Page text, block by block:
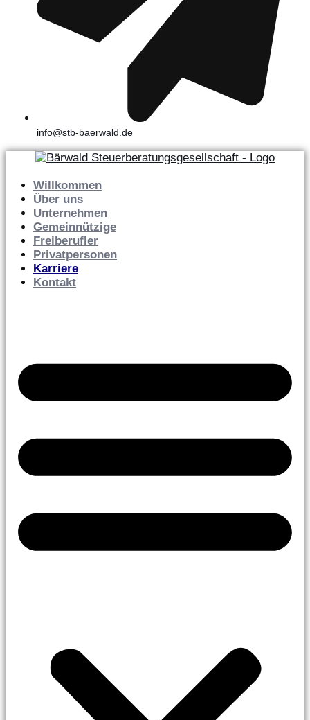
info@stb-baerwald.de
Willkommen
Über uns
Unternehmen
Gemeinnützige
Freiberufler
Privatpersonen
Karriere
Kontakt